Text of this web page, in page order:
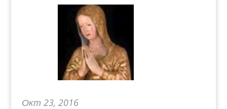
Окт 23, 2016